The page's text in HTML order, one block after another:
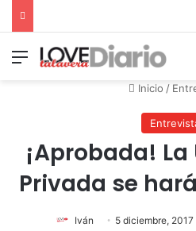
Menú
Inicio /
¡Aprobada!
Privada se
Iván 5 diciembre, 2017